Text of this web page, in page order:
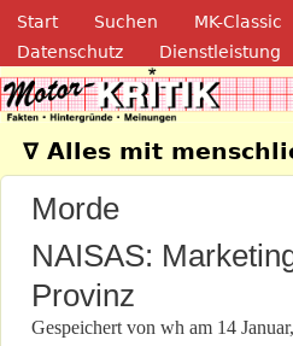
Direkt zum Inhalt
Navigation
Start Suchen MK-Classic
Datenschutz
Dienstleistung
Motor-
∇ Alles mit
Morde
NAISAS:
Provinz
Gespeichert von wh am 14